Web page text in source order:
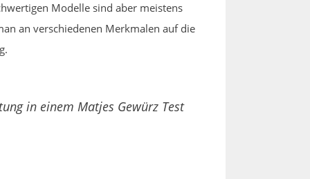
Modelle sind aber meistens
an verschiedenen Merkmalen auf die
in einem Matjes Gewürz Test